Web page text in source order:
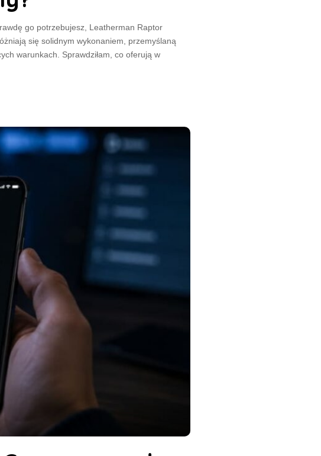
go potrzebujesz, Leatherman Raptor
się solidnym wykonaniem, przemyślaną
warunkach. Sprawdziłam, co oferują w